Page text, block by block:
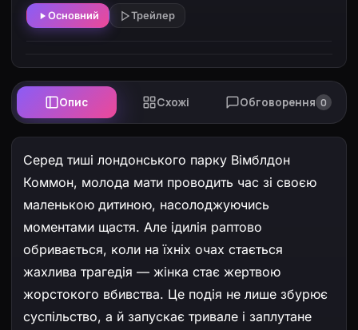
Основний Трейлер
Опис Схожі Обговорення 0
Серед тиші лондонського парку Вімблдон
Коммон, молода мати проводить час зі своєю
маленькою дитиною, насолоджуючись
моментами щастя. Але ідилія раптово
обривається, коли на їхніх очах стається
жахлива трагедія — жінка стає жертвою
жорстокого вбивства. Це подія не лише збурює
суспільство, а й запускає тривале і заплутане